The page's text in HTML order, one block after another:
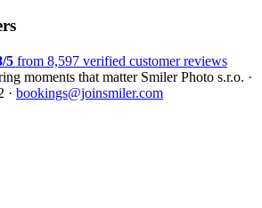
5 from 8,597 verified customer reviews
moments that matterSmiler Photo s.r.o. ·
· bookings@joinsmiler.com